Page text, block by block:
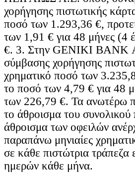
χορήγησης πιστωτικής
ποσό των 1.293,36 €,
των 1,91 € για 48 μήνες (4
€. 3. Στην GENIKI BANK
σύμβασης χορήγησης
χρηματικό ποσό των
το ποσό των 4,79 € για 48
των 226,79 €. Τα ανωτέρω
το άθροισμα του
άθροισμα των οφειλών
παραπάνω μηνιαίες
σε κάθε πιστώτρια
ημερών κάθε μήνα.